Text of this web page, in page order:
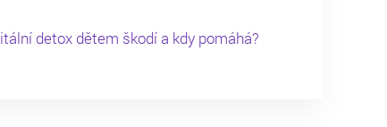
detox dětem škodí a kdy pomáhá?